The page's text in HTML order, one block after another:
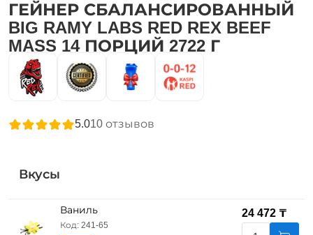
ГЕЙНЕР СБАЛАНСИРОВАННЫЙ
BIG RAMY LABS RED REX BEEF
MASS 14 ПОРЦИЙ 2722 Г
5.010отзывов
Вкусы
Ваниль
Код: 241-65
24 472 ₸